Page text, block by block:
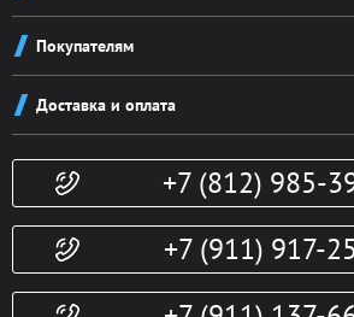
Реквизиты
Новости
Контакты
Покупателям
Система скидок
Конфиденциальность
Гарантии
Доп. услуги
Доставка и оплата
Политика возврата
+7 (812) 985-
+7 (911) 917-